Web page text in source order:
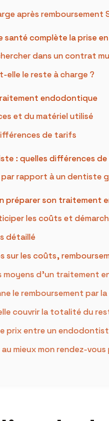
après remboursement
complète la prise
dans un contrat
elle le reste à charge ?
endodontique
et du matériel utilisé
de tarifs
: quelles différences
rapport à un dentiste
préparer son traitement
les coûts et
détaillé
sur les coûts,
moyens d’un traitement
le remboursement par
couvrir la totalité du
prix entre un
mieux mon rendez-